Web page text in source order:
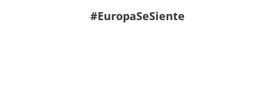
#EuropaSeSiente